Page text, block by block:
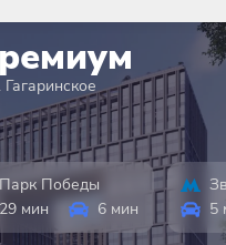
Гагаринское
Парк Победы
29 мин
6 мин
5